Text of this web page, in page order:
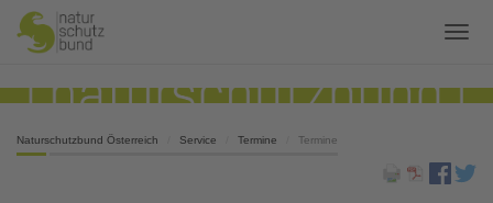
Naturschutzbund Österreich Service Termine Termine